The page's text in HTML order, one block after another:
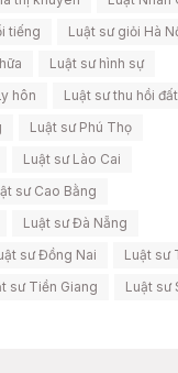
tiếng
Luật sư giỏi Hà
Luật sư hình sự
hôn
Luật sư thu hồi đất
Luật sư Phú Thọ
Luật sư Lào Cai
sư Cao Bằng
Luật sư Đà Nẵng
sư Đồng Nai
Luật sư
sư Tiền Giang
Luật sư